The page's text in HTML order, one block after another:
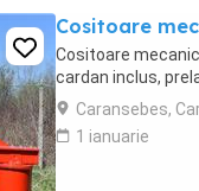
Cositoare
Cositoare
cardan inclus,
Caransebes,
1 ianuarie